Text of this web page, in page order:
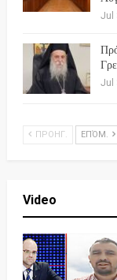
Jul
Jul
ΠΡΟΗΓ. ΕΠΌΜ.
Video